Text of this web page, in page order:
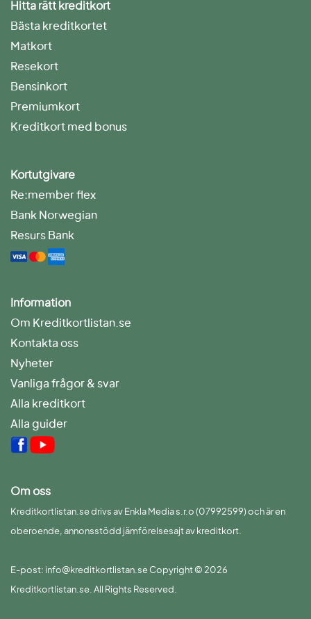
Hitta rätt kreditkort
Bästa kreditkortet
Matkort
Resekort
Bensinkort
Premiumkort
Kreditkort med bonus
Kortutgivare
Re:member flex
Bank Norwegian
Resurs Bank
Information
Om Kreditkortlistan.se
Kontakta oss
Nyheter
Vanliga frågor & svar
Alla kreditkort
Alla guider
Om oss
Kreditkortlistan.se drivs av Enkla Media s.r.o (07992599) och är en
oberoende, annonsstödd jämförelsesajt av kreditkort.
E-post: info@kreditkortlistan.se Copyright © 2026
Kreditkortlistan.se. All Rights Reserved.